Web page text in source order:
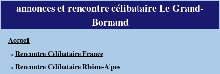
annonces et rencontre célibataire Le Grand-
Bornand
Accueil
» Rencontre Célibataire France
» Rencontre Célibataire Rhône-Alpes